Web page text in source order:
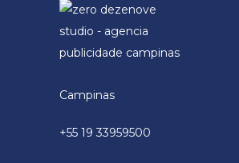
Campinas
+55 19 33959500